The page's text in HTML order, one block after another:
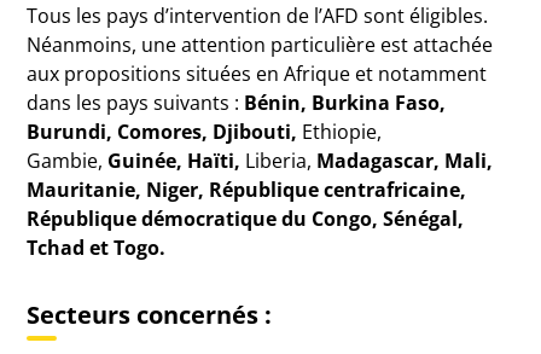
Tous les pays d’intervention de l’AFD sont éligibles.
Néanmoins, une attention particulière est attachée
aux propositions situées en Afrique et notamment
dans les pays suivants : Bénin, Burkina Faso,
Burundi, Comores, Djibouti, Ethiopie,
Gambie, Guinée, Haïti, Liberia, Madagascar, Mali,
Mauritanie, Niger, République centrafricaine,
République démocratique du Congo, Sénégal,
Tchad et Togo.
Secteurs concernés :